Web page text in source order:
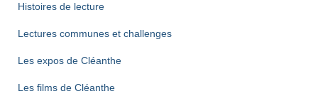
Histoires de lecture
Lectures communes et challenges
Les expos de Cléanthe
Les films de Cléanthe